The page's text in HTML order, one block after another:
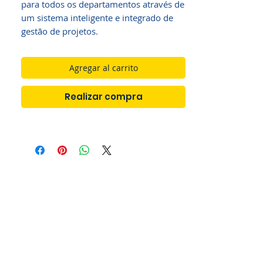
para todos os departamentos através de
um sistema inteligente e integrado de
gestão de projetos.
Agregar al carrito
Realizar compra